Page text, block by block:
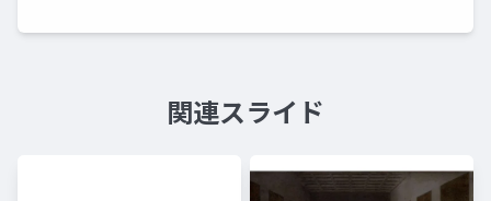
関連スライド